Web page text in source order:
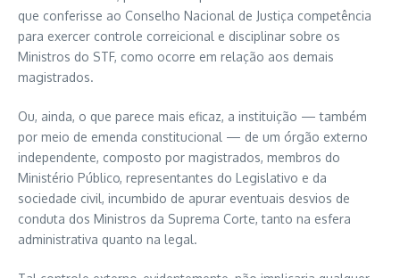
que conferisse ao Conselho Nacional de Justiça competência
para exercer controle correicional e disciplinar sobre os
Ministros do STF, como ocorre em relação aos demais
magistrados.
Ou, ainda, o que parece mais eficaz, a instituição — também
por meio de emenda constitucional — de um órgão externo
independente, composto por magistrados, membros do
Ministério Público, representantes do Legislativo e da
sociedade civil, incumbido de apurar eventuais desvios de
conduta dos Ministros da Suprema Corte, tanto na esfera
administrativa quanto na legal.